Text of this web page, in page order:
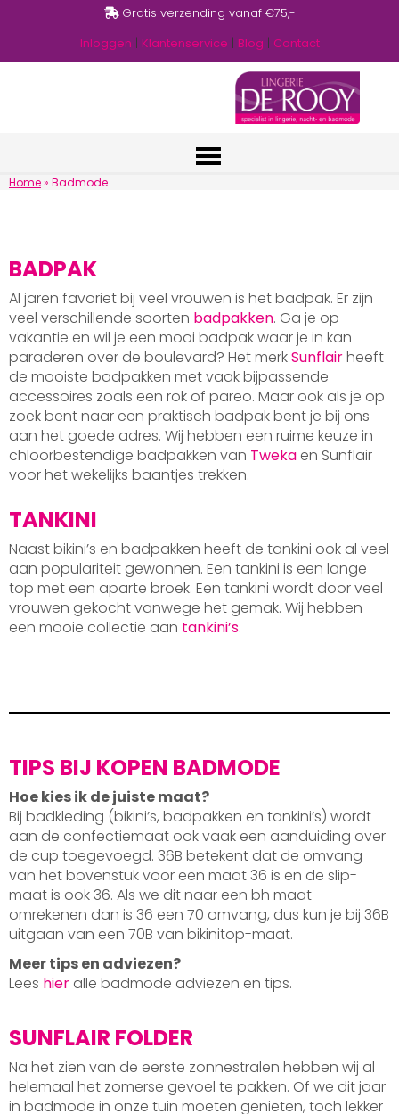
Gratis verzending vanaf €75,-
Inloggen | Klantenservice | Blog | Contact
Home» Badmode
BADPAK
Al jaren favoriet bij veel vrouwen is het badpak. Er zijn
veel verschillende soorten badpakken. Ga je op
vakantie en wil je een mooi badpak waar je in kan
paraderen over de boulevard? Het merkSunflairheeft
de mooiste badpakken met vaak bijpassende
accessoires zoals een rok of pareo. Maar ook als je op
zoek bent naar een praktisch badpak bent je bij ons
aan het goede adres. Wij hebben een ruime keuze in
chloorbestendige badpakken van Tweka en Sunflair
voor het wekelijks baantjes trekken.
TANKINI
Naast bikini’s en badpakken heeft de tankini ook al veel
aan populariteit gewonnen. Een tankini is een lange
top met een aparte broek. Een tankini wordt door veel
vrouwen gekocht vanwege het gemak. Wij hebben
een mooie collectie aan tankini’s.
TIPS BIJ KOPEN BADMODE
Hoe kies ik de juiste maat?
Bij badkleding (bikini’s, badpakken en tankini’s) wordt
aan de confectiemaat ook vaak een aanduiding over
de cup toegevoegd. 36B betekent dat de omvang
van het bovenstuk voor een maat 36 is en de slip-
maat is ook 36. Als we dit naar een bh maat
omrekenen dan is 36 een 70 omvang, dus kun je bij 36B
uitgaan van een 70B van bikinitop-maat.
Meer tips en adviezen?
Lees hier alle badmode adviezen en tips.
SUNFLAIR FOLDER
Na het zien van de eerste zonnestralen hebben wij al
helemaal het zomerse gevoel te pakken. Of we dit jaar
in badmode in onze tuin moeten genieten, toch lekker